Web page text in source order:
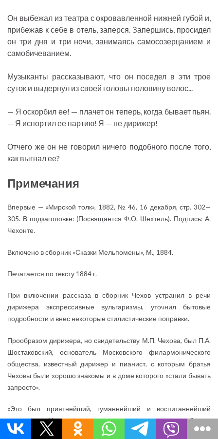
Он выбежал из театра с окровавленной нижней губой и,
прибежав к себе в отель, заперся. Запершись, просидел
он три дня и три ночи, занимаясь самосозерцанием и
самобичеванием.
Музыканты рассказывают, что он поседел в эти трое
суток и выдернул из своей головы половину волос...
— Я оскорбил ее! — плачет он теперь, когда бывает пьян.
— Я испортил ее партию! Я — не дирижер!
Отчего же он не говорил ничего подобного после того,
как выгнал ее?
Примечания
Впервые — «Мирской толк», 1882, № 46, 16 декабря, стр. 302—
305. В подзаголовке: (Посвящается Ф.О. Шехтель). Подпись: А.
Чехонте.
Включено в сборник «Сказки Мельпомены», М., 1884.
Печатается по тексту 1884 г.
При включении рассказа в сборник Чехов устранил в речи
дирижера экспрессивные вульгаризмы, уточнил бытовые
подробности и внес некоторые стилистические поправки.
Прообразом дирижера, но свидетельству М.П. Чехова, был П.А.
Шостаковский, основатель Московского филармонического
общества, известный дирижер и пианист, с которым братья
Чеховы были хорошо знакомы и в доме которого «стали бывать
запросто».
«Это был приятнейший, гуманнейший и воспитаннейший
человек <...> Но если дело касалось музыки, которую он обожал,
то он забывал обо всем на свете, превращался в льва и готов